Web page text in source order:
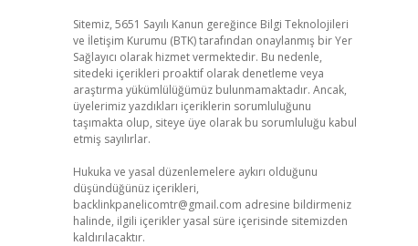
Sitemiz, 5651 Sayılı Kanun gereğince Bilgi Teknolojileri
ve İletişim Kurumu (BTK) tarafından onaylanmış bir Yer
Sağlayıcı olarak hizmet vermektedir. Bu nedenle,
sitedeki içerikleri proaktif olarak denetleme veya
araştırma yükümlülüğümüz bulunmamaktadır. Ancak,
üyelerimiz yazdıkları içeriklerin sorumluluğunu
taşımakta olup, siteye üye olarak bu sorumluluğu kabul
etmiş sayılırlar.
Hukuka ve yasal düzenlemelere aykırı olduğunu
düşündüğünüz içerikleri,
backlinkpanelicomtr@gmail.com adresine bildirmeniz
halinde, ilgili içerikler yasal süre içerisinde sitemizden
kaldırılacaktır.